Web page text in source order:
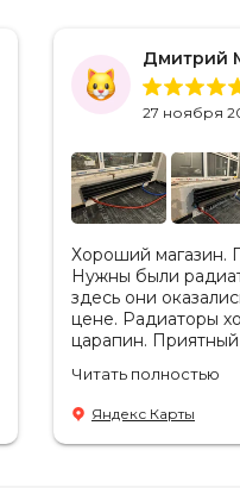
Дмитрий
27 ноября
Хороший магазин.
Нужны были
здесь они
цене. Радиаторы
царапин.
разъяснения. Так
доставка в срок,
не было.
Читать полностью
Яндекс Карты